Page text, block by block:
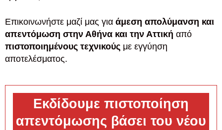
Επικοινωνήστε μαζί μας για άμεση απολύμανση και
απεντόμωση στην Αθήνα και την Αττική από
πιστοποιημένους τεχνικούς με εγγύηση
αποτελέσματος.
Εκδίδουμε πιστοποίηση
απεντόμωσης βάσει του νέου